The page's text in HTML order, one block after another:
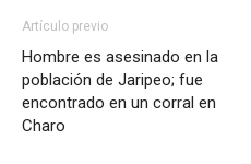
Artículo previo
Hombre es asesinado en la
población de Jaripeo; fue
encontrado en un corral en
Charo